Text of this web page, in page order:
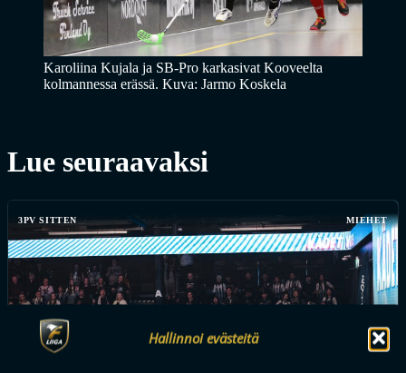
Hallinnoi evästeitä
Karoliina Kujala ja SB-Pro karkasivat Kooveelta
kolmannessa erässä. Kuva: Jarmo Koskela
Lue seuraavaksi
3PV SITTEN MIEHET